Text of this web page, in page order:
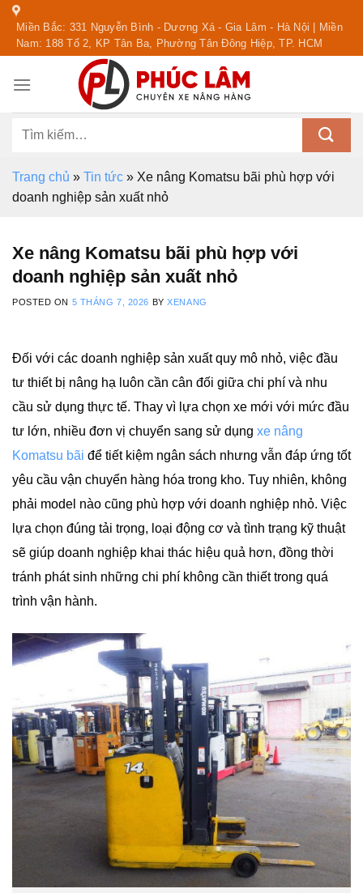
Skip
content
Miền Bắc: 331 Nguyễn Bình - Dương Xá - Gia Lâm - Hà Nội | Miền
Nam: 188 Tổ 2, KP Tân Ba, Phường Tân Đông Hiệp, TP. HCM
Tìm
Trang chủ » Tin tức » Xe nâng Komatsu bãi phù hợp với
doanh nghiệp sản xuất nhỏ
Xe nâng Komatsu bãi phù hợp với
doanh nghiệp sản xuất nhỏ
POSTED ON 5 THÁNG 7, 2026 BYXENANG
Đối với các doanh nghiệp sản xuất quy mô nhỏ, việc đầu
tư thiết bị nâng hạ luôn cần cân đối giữa chi phí và nhu
cầu sử dụng thực tế. Thay vì lựa chọn xe mới với mức đầu
tư lớn, nhiều đơn vị chuyển sang sử dụng xe nâng
Komatsu bãi để tiết kiệm ngân sách nhưng vẫn đáp ứng tốt
yêu cầu vận chuyển hàng hóa trong kho. Tuy nhiên, không
phải model nào cũng phù hợp với doanh nghiệp nhỏ. Việc
lựa chọn đúng tải trọng, loại động cơ và tình trạng kỹ thuật
sẽ giúp doanh nghiệp khai thác hiệu quả hơn, đồng thời
tránh phát sinh những chi phí không cần thiết trong quá
trình vận hành.